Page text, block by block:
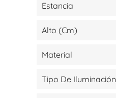
Estancia
Alto (cm)
Material
Tipo De Iluminación